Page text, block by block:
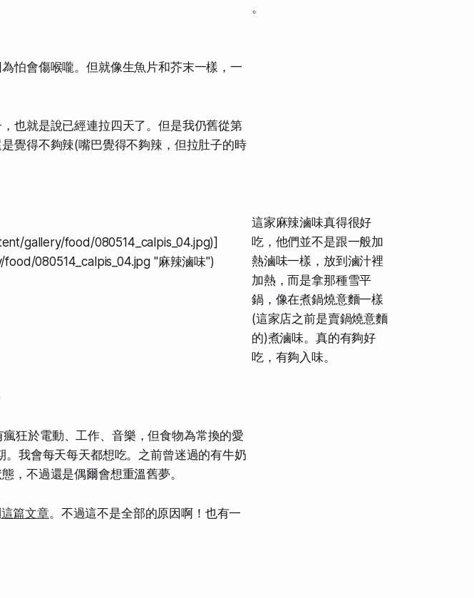
。
怕會傷喉嚨。但就像生魚片和芥末一樣，一
也就是說已經連拉四天了。但是我仍舊從第
覺得不夠辣(嘴巴覺得不夠辣，但拉肚子的時
gallery/food/080514_calpis_04.jpg)]
080514_calpis_04.jpg "麻辣滷味")
這家麻辣滷味真得很好
吃，他們並不是跟一般加
熱滷味一樣，放到滷汁裡
加熱，而是拿那種雪平
鍋，像在煮鍋燒意麵一樣
(這家店之前是賣鍋燒意麵
的)煮滷味。真的有夠好
吃，有夠入味。
狂於電動、工作、音樂，但食物為常換的愛
我會每天每天都想吃。之前曾迷過的有牛奶
，不過還是偶爾會想重溫舊夢。
這篇文章。不過這不是全部的原因啊！也有一